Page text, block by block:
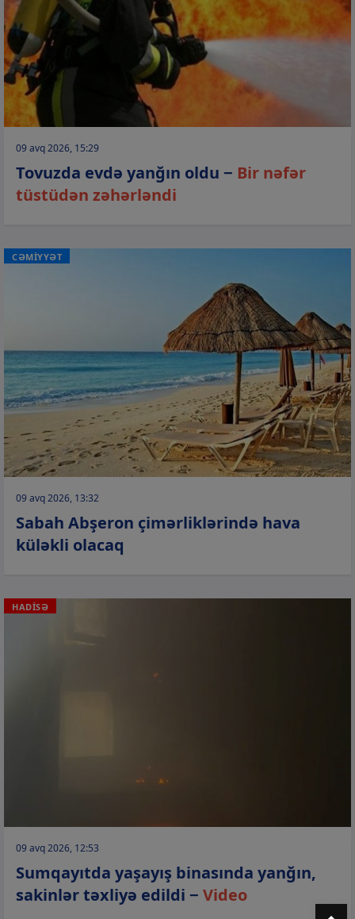
09 avq 2026, 15:29
Tovuzda evdə yanğın oldu − Bir nəfər
tüstüdən zəhərləndi
CƏMİYYƏT
09 avq 2026, 13:32
Sabah Abşeron çimərliklərində hava
küləkli olacaq
HADİSƏ
09 avq 2026, 12:53
Sumqayıtda yaşayış binasında yanğın,
sakinlər təxliyə edildi − Video